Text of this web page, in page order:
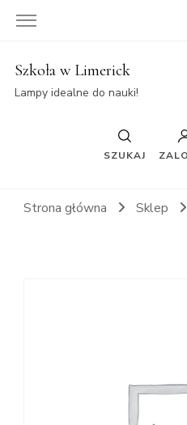
Szkoła w Limerick
Lampy idealne do nauki!
SZUKAJ
Strona główna Sklep